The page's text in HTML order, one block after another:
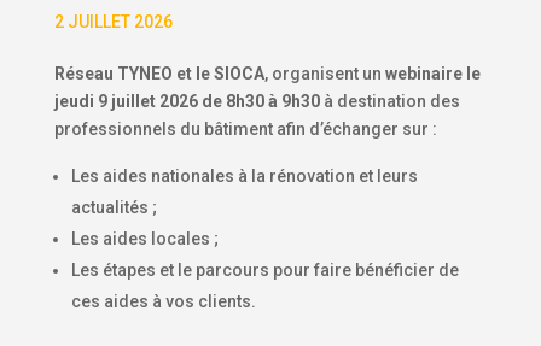
2 JUILLET 2026
Réseau TYNEO et le SIOCA, organisent un webinaire le
jeudi 9 juillet 2026 de 8h30 à 9h30à destination des
professionnels du bâtiment afin d’échanger sur :
Les aides nationales à la rénovation et leurs
actualités ;
Les aides locales ;
Les étapes et le parcours pour faire bénéficier de
ces aides à vos clients.